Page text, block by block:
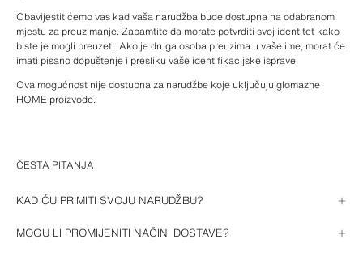
Obavijestit ćemo vas kad vaša narudžba bude dostupna na odabranom
mjestu za preuzimanje. Zapamtite da morate potvrditi svoj identitet kako
biste je mogli preuzeti. Ako je druga osoba preuzima u vaše ime, morat će
imati pisano dopuštenje i presliku vaše identifikacijske isprave.
Ova mogućnost nije dostupna za narudžbe koje uključuju glomazne
HOME proizvode.
ČESTA PITANJA
KAD ĆU PRIMITI SVOJU NARUDŽBU?
Prilikom naručivanja pružit ćemo vam okvirni datum isporuke. Zatim ga
možete pratiti putem svog računa ili, ako ste kupnju izvršili kao gost,
MOGU LI PROMIJENITI NAČINI DOSTAVE?